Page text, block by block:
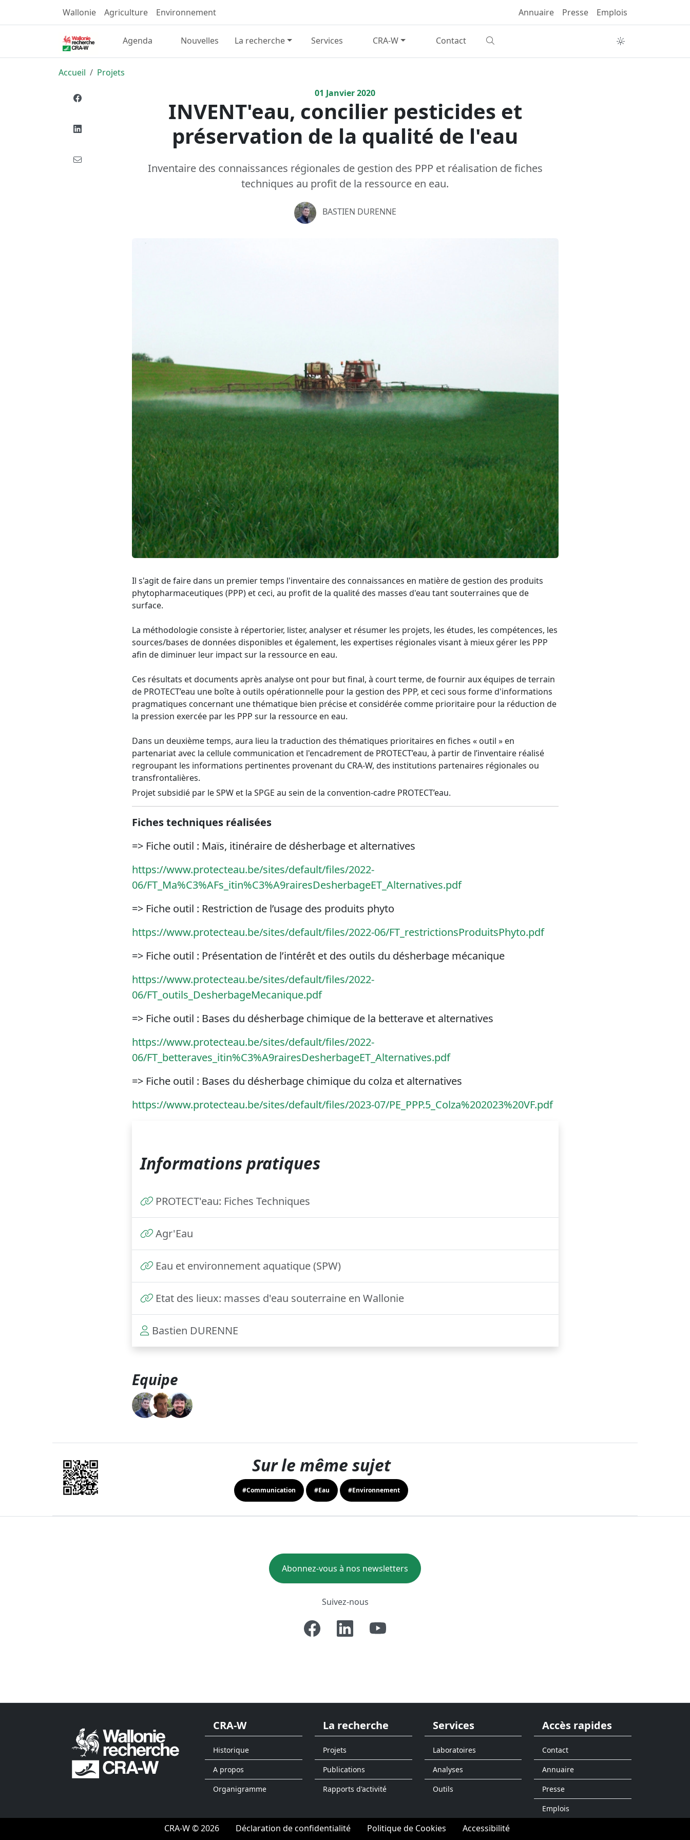
Wallonie Agriculture Environnement Annuaire Presse Emplois
Agenda Nouvelles La recherche Services CRA-W Contact
Accueil
Projets
01 Janvier2020
INVENT'eau, concilier pesticides et
préservation de la qualité de l'eau
Inventaire des connaissances régionales de gestion des PPP et réalisation de fiches
techniques au profit de la ressource en eau.
BASTIEN DURENNE
Il s'agit de faire dans un premier temps l'inventaire des connaissances en matière de gestion des produits
phytopharmaceutiques (PPP) et ceci, au profit de la qualité des masses d'eau tant souterraines que de
surface.
La méthodologie consiste à répertorier, lister, analyser et résumer les projets, les études, les compétences, les
sources/bases de données disponibles et également, les expertises régionales visant à mieux gérer les PPP
afin de diminuer leur impact sur la ressource en eau.
Ces résultats et documents après analyse ont pour but final, à court terme, de fournir aux équipes de terrain
de PROTECT’eau une boîte à outils opérationnelle pour la gestion des PPP, et ceci sous forme d'informations
pragmatiques concernant une thématique bien précise et considérée comme prioritaire pour la réduction de
la pression exercée par les PPP sur la ressource en eau.
Dans un deuxième temps, aura lieu la traduction des thématiques prioritaires en fiches « outil » en
partenariat avec la cellule communication et l'encadrement de PROTECT’eau, à partir de l’inventaire réalisé
regroupant les informations pertinentes provenant du CRA-W, des institutions partenaires régionales ou
transfrontalières.
Projet subsidié par le SPW et la SPGE au sein de la convention-cadre PROTECT’eau.
Fiches techniques réalisées
=> Fiche outil : Maïs, itinéraire de désherbage et alternatives
https://www.protecteau.be/sites/default/files/2022-
06/FT_Ma%C3%AFs_itin%C3%A9rairesDesherbageET_Alternatives.pdf
=> Fiche outil : Restriction de l’usage des produits phyto
https://www.protecteau.be/sites/default/files/2022-06/FT_restrictionsProduitsPhyto.pdf
=> Fiche outil : Présentation de l’intérêt et des outils du désherbage mécanique
https://www.protecteau.be/sites/default/files/2022-
06/FT_outils_DesherbageMecanique.pdf
=> Fiche outil : Bases du désherbage chimique de la betterave et alternatives
https://www.protecteau.be/sites/default/files/2022-
06/FT_betteraves_itin%C3%A9rairesDesherbageET_Alternatives.pdf
=> Fiche outil : Bases du désherbage chimique du colza et alternatives
https://www.protecteau.be/sites/default/files/2023-07/PE_PPP.5_Colza%202023%20VF.pdf
Informations pratiques
PROTECT'eau: Fiches Techniques
Agr'Eau
Eau et environnement aquatique (SPW)
Etat des lieux: masses d'eau souterraine en Wallonie
Bastien DURENNE
Equipe
Sur le même sujet
#Communication #Eau #Environnement
Abonnez-vous à nos newsletters
Suivez-nous
CRA-W
Historique
A propos
Organigramme
La recherche
Projets
Publications
Rapports d'activité
Services
Laboratoires
Analyses
Outils
Accès rapides
Contact
Annuaire
Presse
Emplois
CRA-W © 2026 Déclaration de confidentialité Politique de Cookies Accessibilité